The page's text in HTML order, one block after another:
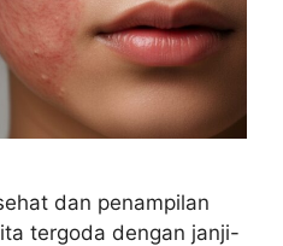
dan penampilan
tergoda dengan janji-